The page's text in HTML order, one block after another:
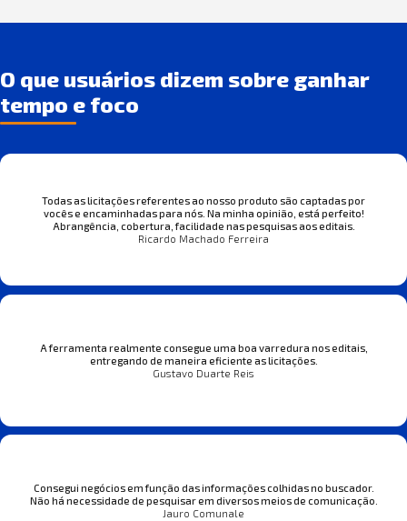
O que usuários dizem sobre ganhar
tempo e foco
Todas as licitações referentes ao nosso produto são captadas por
vocês e encaminhadas para nós. Na minha opinião, está perfeito!
Abrangência, cobertura, facilidade nas pesquisas aos editais.
Ricardo Machado Ferreira
A ferramenta realmente consegue uma boa varredura nos editais,
entregando de maneira eficiente as licitações.
Gustavo Duarte Reis
Consegui negócios em função das informações colhidas no buscador.
Não há necessidade de pesquisar em diversos meios de comunicação.
Jauro Comunale